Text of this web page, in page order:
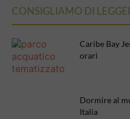
CONSIGLIAMO DI
Caribe Bay
orari
Dormire al
Italia